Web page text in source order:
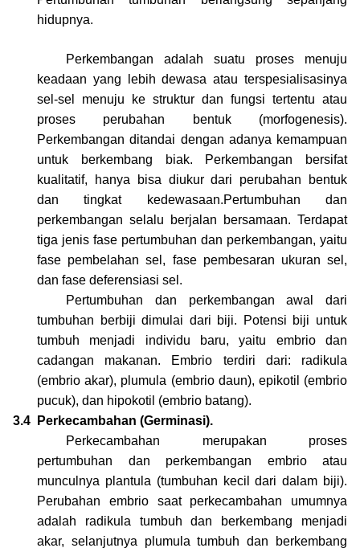
hidupnya.
Perkembangan adalah suatu proses menuju
keadaan yang lebih dewasa atau terspesialisasinya
sel-sel menuju ke struktur dan fungsi tertentu atau
proses perubahan bentuk (morfogenesis).
Perkembangan ditandai dengan adanya kemampuan
untuk berkembang biak. Perkembangan bersifat
kualitatif, hanya bisa diukur dari perubahan bentuk
dan tingkat kedewasaan.Pertumbuhan dan
perkembangan selalu berjalan bersamaan. Terdapat
tiga jenis fase pertumbuhan dan perkembangan, yaitu
fase pembelahan sel, fase pembesaran ukuran sel,
dan fase deferensiasi sel.
Pertumbuhan dan perkembangan awal dari
tumbuhan berbiji dimulai dari biji. Potensi biji untuk
tumbuh menjadi individu baru, yaitu embrio dan
cadangan makanan. Embrio terdiri dari: radikula
(embrio akar), plumula (embrio daun), epikotil (embrio
pucuk), dan hipokotil (embrio batang).
3.4
Perkecambahan (Germinasi).
Perkecambahan merupakan proses
pertumbuhan dan perkembangan embrio atau
munculnya plantula (tumbuhan kecil dari dalam biji).
Perubahan embrio saat perkecambahan umumnya
adalah radikula tumbuh dan berkembang menjadi
akar, selanjutnya plumula tumbuh dan berkembang